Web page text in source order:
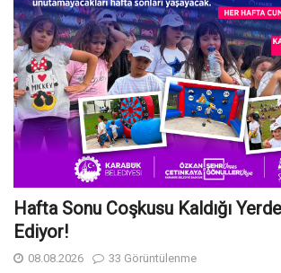
Hafta Sonu Coşkusu Kaldığı
Ediyor!
08.08.2026 33 Görüntülenme